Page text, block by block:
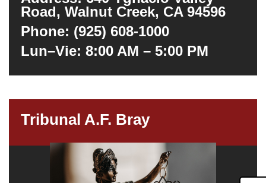
Road, Walnut Creek, CA 94596
Phone: (925) 608-1000
Lun–Vie: 8:00 AM – 5:00 PM
Tribunal A.F. Bray